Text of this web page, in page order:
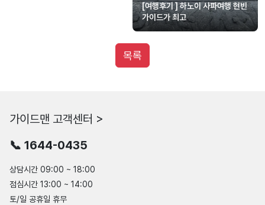
[여행후기 ] 하노이 사파여행 현빈
가이드가 최고
목록
가이드맨 고객센터 >
📞 1644-0435
상담시간 09:00 ~ 18:00
점심시간 13:00 ~ 14:00
토/일 공휴일 휴무